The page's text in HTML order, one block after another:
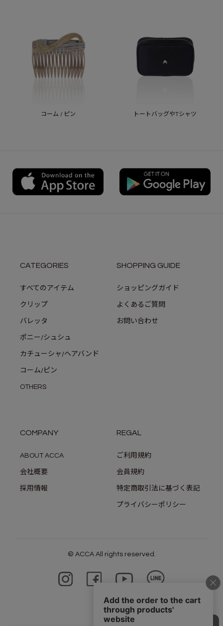
コーム / ピン トートバッグやTシャツ
CATEGORIES
すべてのアイテム
クリップ
バレッタ
ポニー/シュシュ
カチューシャ/ヘアバンド
コーム/ピン
OTHERS
SHOPPING GUIDE
ショッピングガイド
よくあるご質問
お問い合わせ
COMPANY
ABOUT ACCA
会社概要
採用情報
REGAL
ご利用規約
会員規約
特定商取引法に基づく表記
プライバシーポリシー
© ACCA All rights reserved.